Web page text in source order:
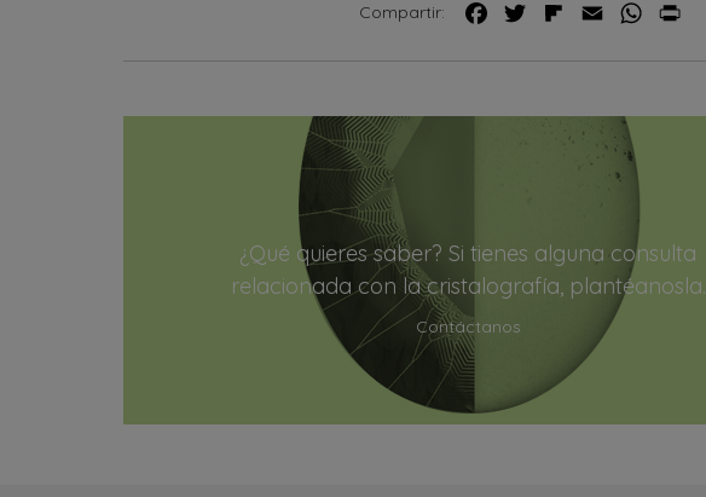
Compartir:
¿Qué quieres saber? Si tienes alguna consulta
relacionada con la cristalografía, plantéanosla.
Contáctanos